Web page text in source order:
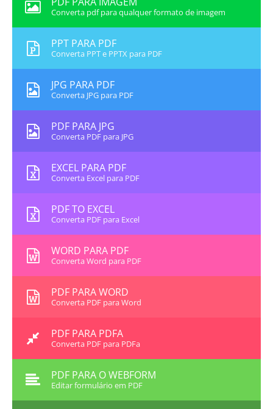
Converta pdf para qualquer formato de imagem
PPT PARA PDF
Converta PPT e PPTX para PDF
JPG PARA PDF
Converta JPG para PDF
PDF PARA JPG
Converta PDF para JPG
EXCEL PARA PDF
Converta Excel para PDF
PDF TO EXCEL
Converta PDF para Excel
WORD PARA PDF
Converta Word para PDF
PDF PARA WORD
Converta PDF para Word
PDF PARA PDFA
Converta PDF para PDFa
PDF PARA O WEBFORM
Editar formulário em PDF